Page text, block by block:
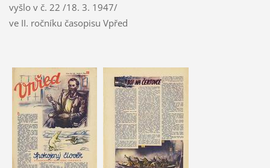
vyšlo v č. 22 /18. 3. 1947/
ve II. ročníku časopisu Vpřed